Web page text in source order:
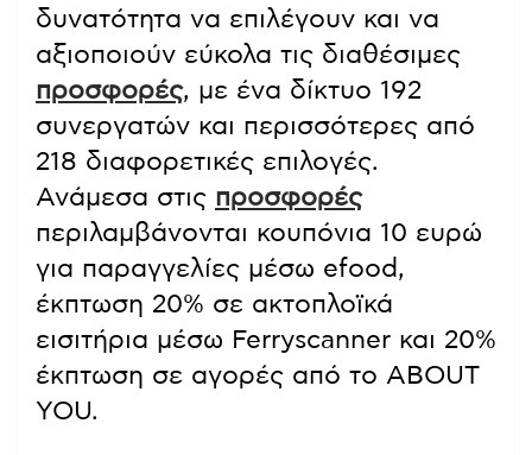
δυνατότητα να επιλέγουν και να
αξιοποιούν εύκολα τις διαθέσιμες
προσφορές, με ένα δίκτυο 192
συνεργατών και περισσότερες από
218 διαφορετικές επιλογές.
Ανάμεσα στις προσφορές
περιλαμβάνονται κουπόνια 10 ευρώ
για παραγγελίες μέσω efood,
έκπτωση 20% σε ακτοπλοϊκά
εισιτήρια μέσω Ferryscanner και 20%
έκπτωση σε αγορές από το ABOUT
YOU.